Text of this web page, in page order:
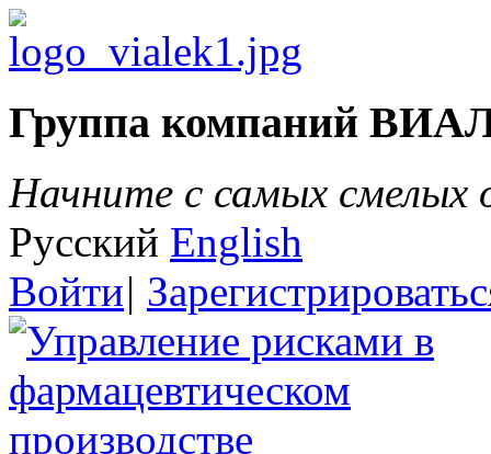
Группа компаний
Начните с самых
Русский English
Войти|